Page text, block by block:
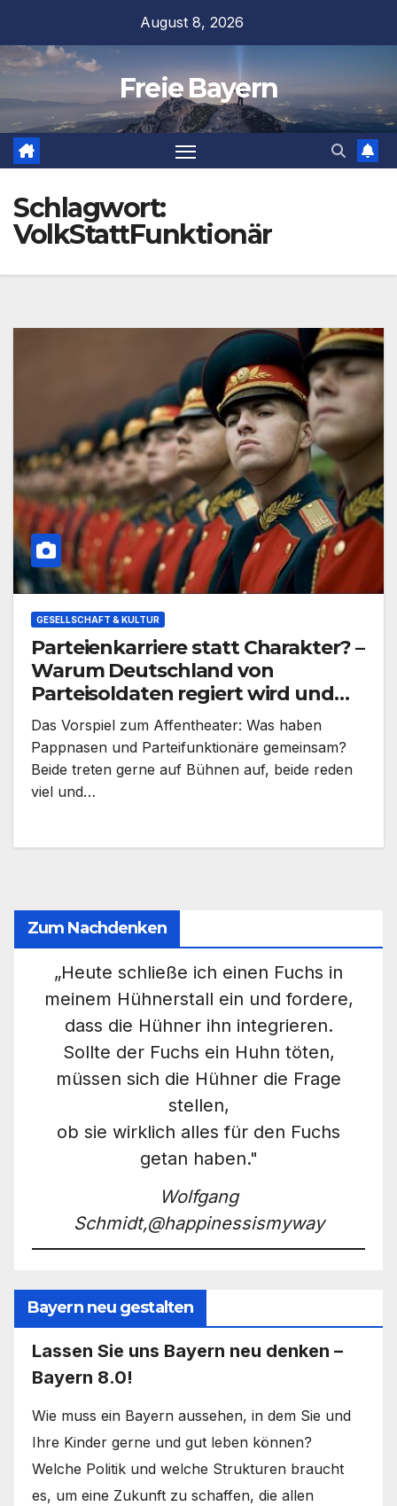
springen
August 8, 2026
Freie Bayern
Schlagwort:
VolkStattFunktionär
GESELLSCHAFT & KULTUR
Parteienkarriere statt Charakter? –
Warum Deutschland von
Parteisoldaten regiert wird und
was wir in Bayern besser machen
werden
Das Vorspiel zum Affentheater: Was haben
Pappnasen und Parteifunktionäre gemeinsam?
Beide treten gerne auf Bühnen auf, beide reden
viel und…
Zum Nachdenken
„Heute schließe ich einen Fuchs in
meinem Hühnerstall ein und fordere,
dass die Hühner ihn integrieren.
Sollte der Fuchs ein Huhn töten,
müssen sich die Hühner die Frage
stellen,
ob sie wirklich alles für den Fuchs
getan haben."
Wolfgang
Schmidt,@happinessismyway
Bayern neu gestalten
Lassen Sie uns Bayern neu denken –
Bayern 8.0!
Wie muss ein Bayern aussehen, in dem Sie und
Ihre Kinder gerne und gut leben können?
Welche Politik und welche Strukturen braucht
es, um eine Zukunft zu schaffen, die allen